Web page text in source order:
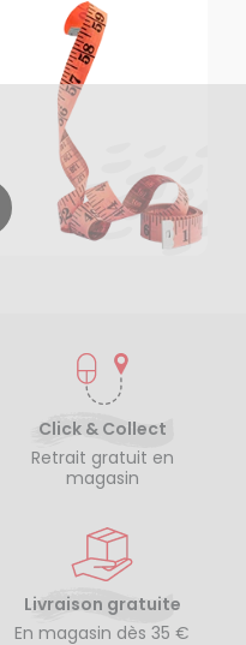
Click & Collect
Retrait gratuit en
magasin
Livraison gratuite
En magasin dès 35 €